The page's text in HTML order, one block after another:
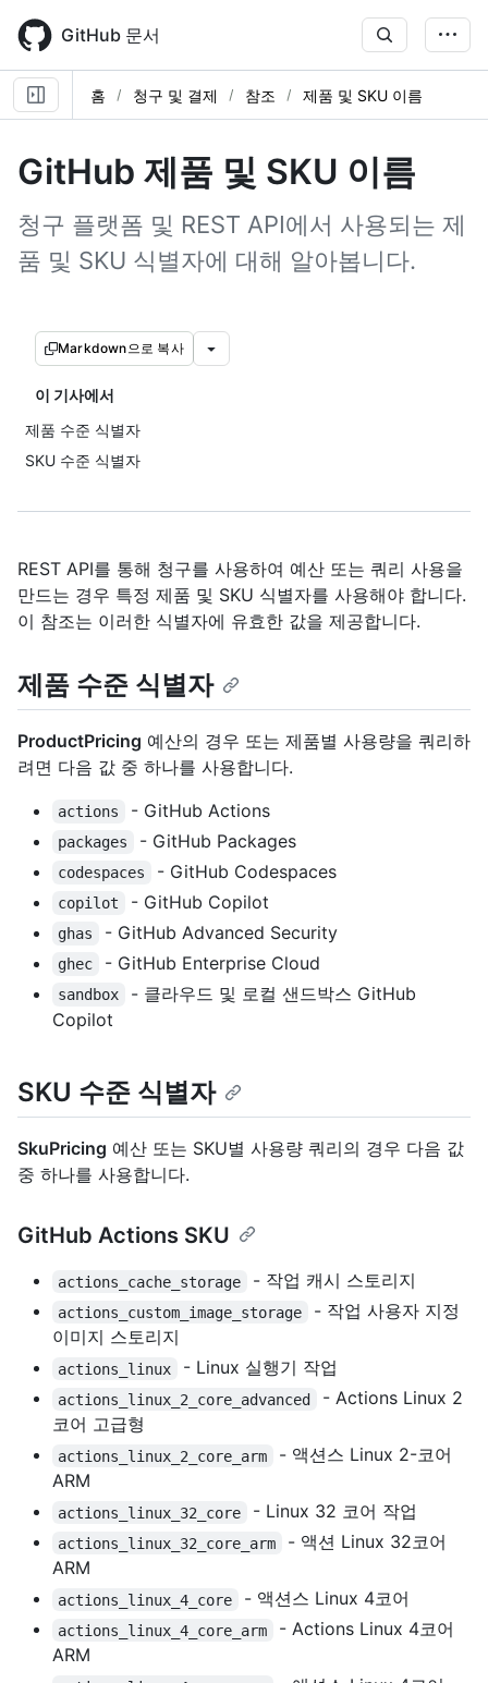
main
content
GitHub 문서
홈 청구 및 결제 참조 제품 및 SKU 이름
GitHub 제품 및 SKU 이름
청구 플랫폼 및 REST API에서 사용되는 제
품 및 SKU 식별자에 대해 알아봅니다.
Markdown으로 복사
이 기사에서
제품 수준 식별자
SKU 수준 식별자
REST API를 통해 청구를 사용하여 예산 또는 쿼리 사용을
만드는 경우 특정 제품 및 SKU 식별자를 사용해야 합니다.
이 참조는 이러한 식별자에 유효한 값을 제공합니다.
제품 수준 식별자
ProductPricing 예산의 경우 또는 제품별 사용량을 쿼리하
려면 다음 값 중 하나를 사용합니다.
actions - GitHub Actions
packages - GitHub Packages
codespaces - GitHub Codespaces
copilot - GitHub Copilot
ghas - GitHub Advanced Security
ghec - GitHub Enterprise Cloud
sandbox
- 클라우드 및 로컬 샌드박스 GitHub
Copilot
SKU 수준 식별자
SkuPricing 예산 또는 SKU별 사용량 쿼리의 경우 다음 값
중 하나를 사용합니다.
GitHub Actions SKU
actions_cache_storage - 작업 캐시 스토리지
actions_custom_image_storage
- 작업 사용자 지정
이미지 스토리지
actions_linux - Linux 실행기 작업
actions_linux_2_core_advanced
- Actions Linux 2
코어 고급형
actions_linux_2_core_arm
- 액션스 Linux 2-코어
ARM
actions_linux_32_core - Linux 32 코어 작업
actions_linux_32_core_arm
- 액션 Linux 32코어
ARM
actions_linux_4_core - 액션스 Linux 4코어
actions_linux_4_core_arm
- Actions Linux 4코어
ARM